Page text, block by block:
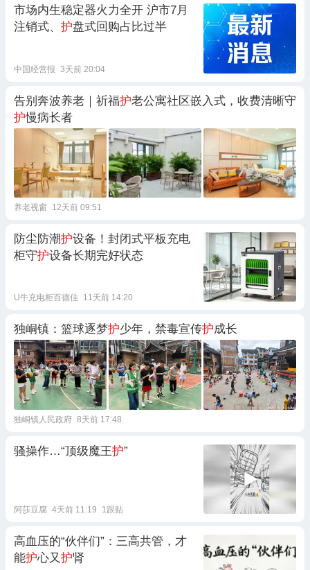
市场内生稳定器火力全开 沪市7月
注销式、 护盘式回购占比过半
中国经营报 3天前 20:04
告别奔波养老｜祈福护老公寓社区嵌入式，收费清晰守
护慢病长者
养老视窗 12天前 09:51
防尘防潮护设备！封闭式平板充电
柜守护设备长期完好状态
U牛充电柜百德佳 11天前 14:20
独峒镇：篮球逐梦护少年，禁毒宣传护成长
独峒镇人民政府 8天前 17:48
骚操作…“顶级魔王护”
阿莎豆腐 4天前 11:19 1跟贴
高血压的“伙伴们”：三高共管，才
能护心又护肾